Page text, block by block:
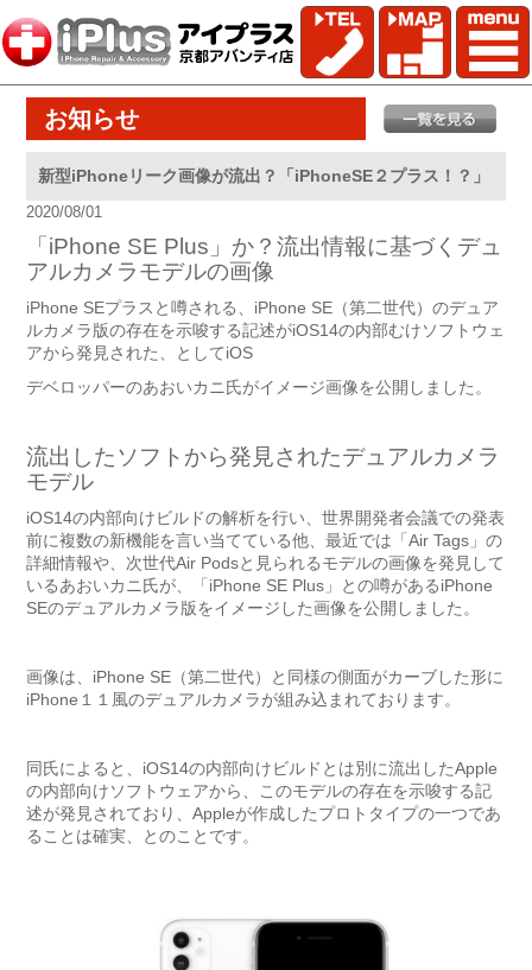
お知らせ
新型iPhoneリーク画像が流出？「iPhoneSE２プラス！？」
2020/08/01
「iPhone SE Plus」か？流出情報に基づくデュ
アルカメラモデルの画像
iPhone SEプラスと噂される、iPhone SE（第二世代）のデュア
ルカメラ版の存在を示唆する記述がiOS14の内部むけソフトウェ
アから発見された、としてiOS
デベロッパーのあおいカニ氏がイメージ画像を公開しました。
流出したソフトから発見されたデュアルカメラ
モデル
iOS14の内部向けビルドの解析を行い、世界開発者会議での発表
前に複数の新機能を言い当てている他、最近では「Air Tags」の
詳細情報や、次世代Air Podsと見られるモデルの画像を発見して
いるあおいカニ氏が、「iPhone SE Plus」との噂があるiPhone
SEのデュアルカメラ版をイメージした画像を公開しました。
画像は、iPhone SE（第二世代）と同様の側面がカーブした形に
iPhone１１風のデュアルカメラが組み込まれております。
同氏によると、iOS14の内部向けビルドとは別に流出したApple
の内部向けソフトウェアから、このモデルの存在を示唆する記
述が発見されており、Appleが作成したプロトタイプの一つであ
ることは確実、とのことです。